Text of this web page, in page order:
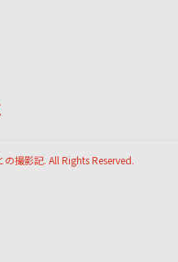
撮影記. All Rights Reserved.